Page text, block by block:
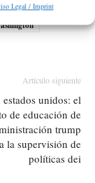
Legal / Imprint
Artículo siguiente
unidos: el
de educación de
trump
la supervisión de
políticas dei